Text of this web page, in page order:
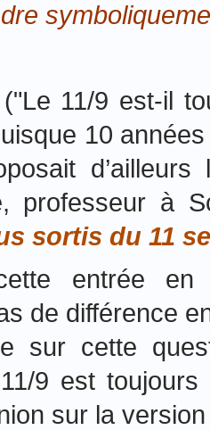
11/9 est-il
10
professeur à
sortis du 11
entrée en
de différence
sur cette
9 est
sur la